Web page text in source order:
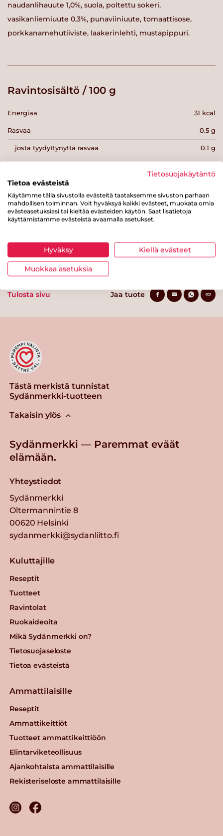
naudanlihauute 1,0%, suola, poltettu sokeri,
vasikanliemiuute 0,3%, punaviiniuute, tomaattisose,
porkkanamehutiiviste, laakerinlehti, mustapippuri.
Ravintosisältö / 100 g
Energiaa 31 kcal
Rasvaa 0.5 g
josta tyydyttynyttä rasvaa 0.1 g
josta sokereita
Kuitua 0.5 g
Proteiinia
Tulosta sivu Jaa tuote
Tästä merkistä tunnistat
Sydänmerkki-tuotteen
Takaisin ylös
Sydänmerkki — Paremmat eväät
elämään.
Yhteystiedot
Sydänmerkki
Oltermannintie 8
00620 Helsinki
sydanmerkki@sydanliitto.fi
Kuluttajille
Reseptit
Tuotteet
Ravintolat
Ruokaideoita
Mikä Sydänmerkki on?
Tietosuojaseloste
Tietoa evästeistä
Ammattilaisille
Reseptit
Ammattikeittiöt
Tuotteet ammattikeittiöön
Elintarviketeollisuus
Ajankohtaista ammattilaisille
Rekisteriseloste ammattilaisille
Tietosuojakäytäntö
Tietoa evästeistä
Käytämme tällä sivustolla evästeitä taataksemme sivuston parhaan
mahdollisen toiminnan. Voit hyväksyä kaikki evästeet, muokata omia
evästeasetuksiasi tai kieltää evästeiden käytön. Saat lisätietoja
käyttämistämme evästeistä avaamalla asetukset.
Hyväksy Kiellä evästeet
Muokkaa asetuksia